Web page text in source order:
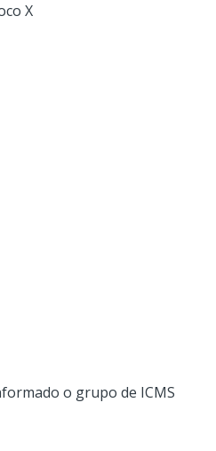
X
o grupo de ICMS